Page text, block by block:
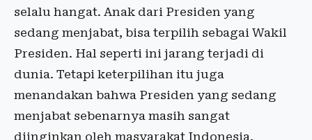
selalu hangat. Anak dari Presiden yang
sedang menjabat, bisa terpilih sebagai Wakil
Presiden. Hal seperti ini jarang terjadi di
dunia. Tetapi keterpilihan itu juga
menandakan bahwa Presiden yang sedang
menjabat sebenarnya masih sangat
diinginkan oleh masyarakat Indonesia.